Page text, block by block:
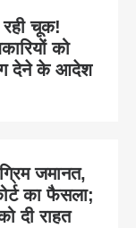
रही चूक!
को
देने के आदेश
जमानत,
का फैसला;
दी राहत